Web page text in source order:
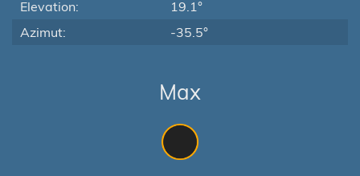
Elevation:
19.1°
Azimut:
-35.5°
Max